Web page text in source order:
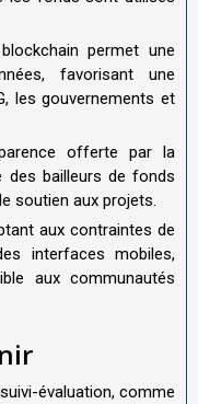
permet une
favorisant une
les gouvernements et
offerte par la
des bailleurs de fonds
soutien aux projets.
aux contraintes de
interfaces mobiles,
aux communautés
évaluation, comme